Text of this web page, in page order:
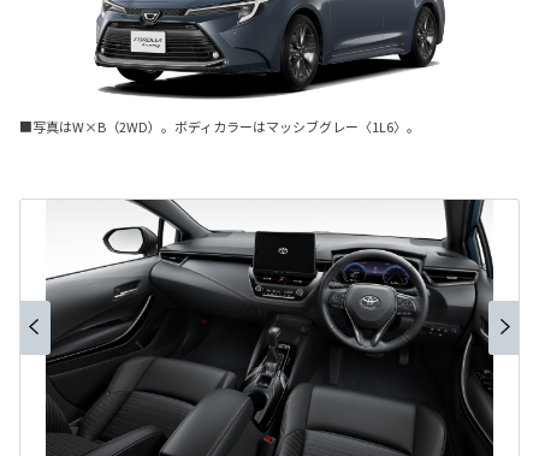
■写真はW×B（2WD）。ボディカラーはマッシブグレー〈1L6〉。